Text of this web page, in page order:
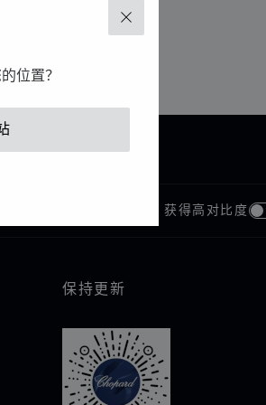
关闭
位置？
获得高对比度
保持更新